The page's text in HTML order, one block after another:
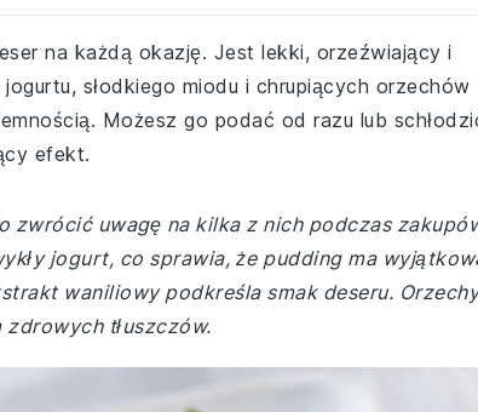
na każdą okazję. Jest lekki, orzeźwiający i
słodkiego miodu i chrupiących orzechów
Możesz go podać od razu lub
efekt.
zwrócić uwagę na kilka z nich podczas
jogurt, co sprawia, że pudding ma
waniliowy podkreśla smak deseru. Orzechy
zdrowych tłuszczów.